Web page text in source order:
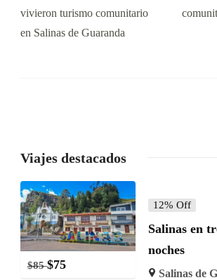
vivieron turismo comunitario
en Salinas de Guaranda
Viajes destacados
$85 $75
12% Off
Salinas en
noches
Salinas de